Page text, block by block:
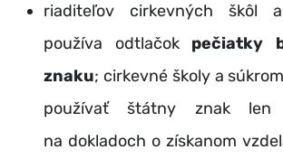
riaditeľov cirkevných škôl
používa odtlačok pečiatky
znaku; cirkevné školy a
používať štátny znak len
na dokladoch o získanom